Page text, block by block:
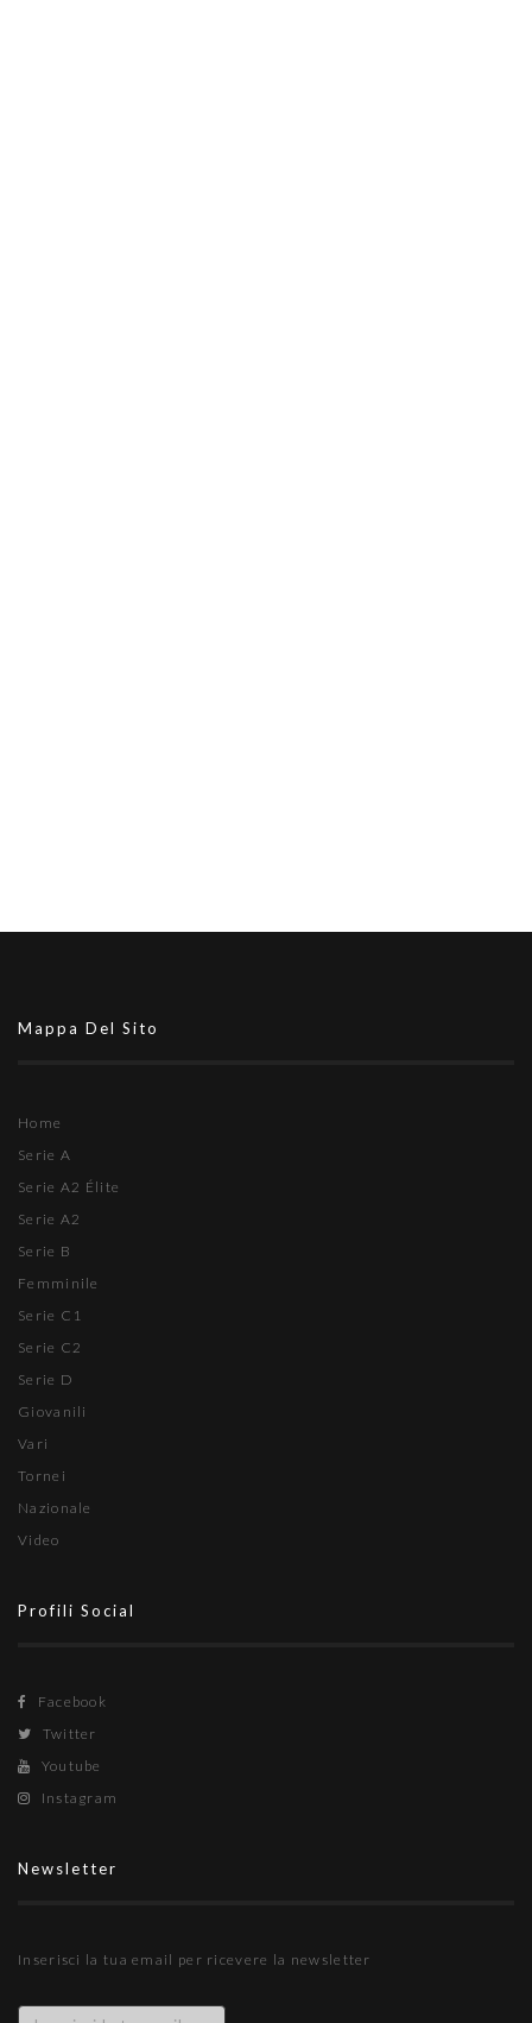
Mappa Del Sito
Home
Serie A
Serie A2 Élite
Serie A2
Serie B
Femminile
Serie C1
Serie C2
Serie D
Giovanili
Vari
Tornei
Nazionale
Video
Profili Social
Facebook
Twitter
Youtube
Instagram
Newsletter
Inserisci la tua email per ricevere la newsletter